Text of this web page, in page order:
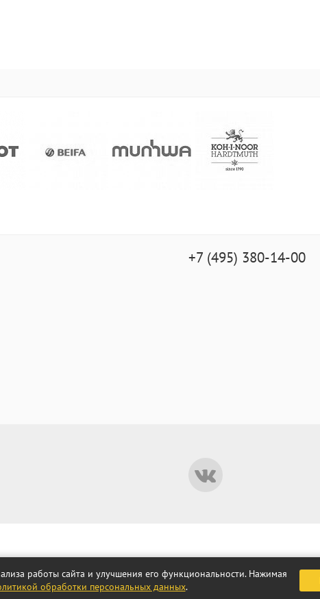
+7 (495) 380-14-00
работы сайта и улучшения его функциональности. Нажимая
обработки персональных данных.